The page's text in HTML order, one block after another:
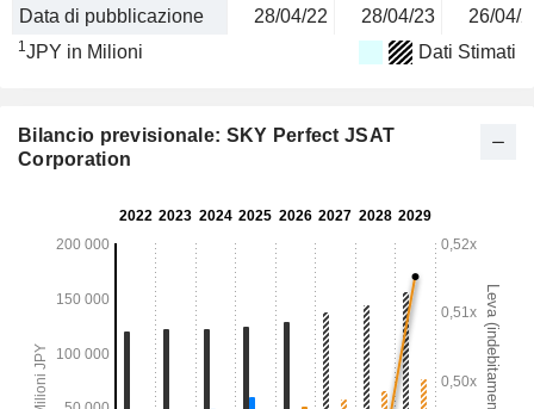
Data di pubblicazione 28/04/22 28/04/23 26/04/
1JPY in Milioni Dati Stimati
Bilancio previsionale: SKY Perfect JSAT
Corporation